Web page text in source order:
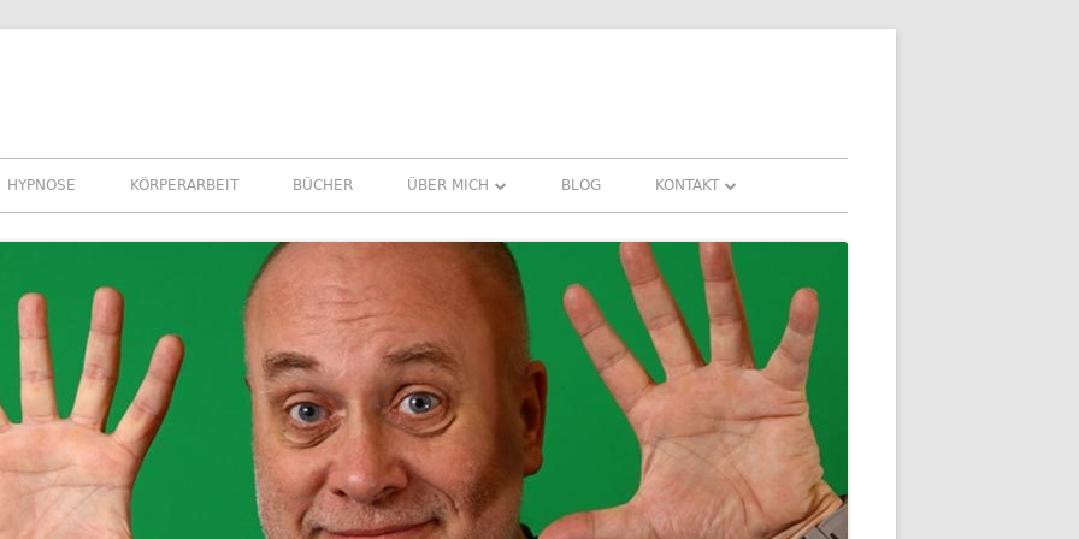
HYPNOSE KÖRPERARBEIT BÜCHER ÜBER MICH
REFERENZEN ERFAHRUNGEN UND
NEWSLETTER
BLOG KONTAKT
DOWNLOADS
FAQ
DATENSCHUTZ
IMPRESSUM